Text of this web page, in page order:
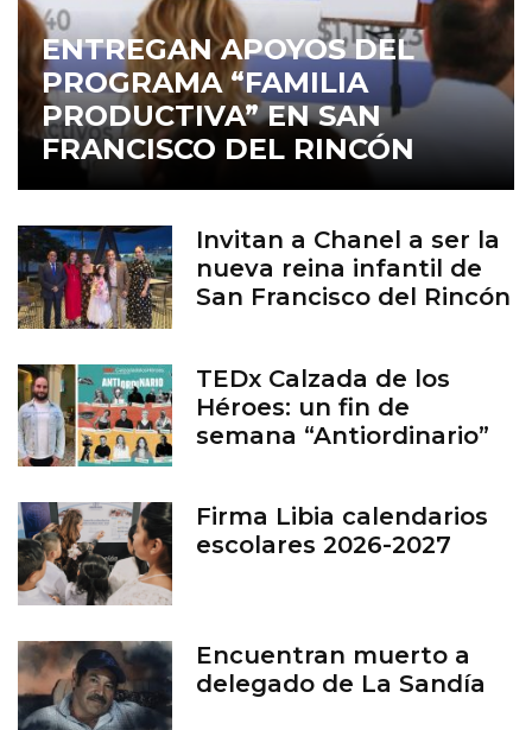
ENTREGAN APOYOS DEL
PROGRAMA “FAMILIA
PRODUCTIVA” EN SAN
FRANCISCO DEL RINCÓN
Invitan a Chanel a ser la
nueva reina infantil de
San Francisco del Rincón
TEDx Calzada de los
Héroes: un fin de
semana “Antiordinario”
Firma Libia calendarios
escolares 2026-2027
Encuentran muerto a
delegado de La Sandía